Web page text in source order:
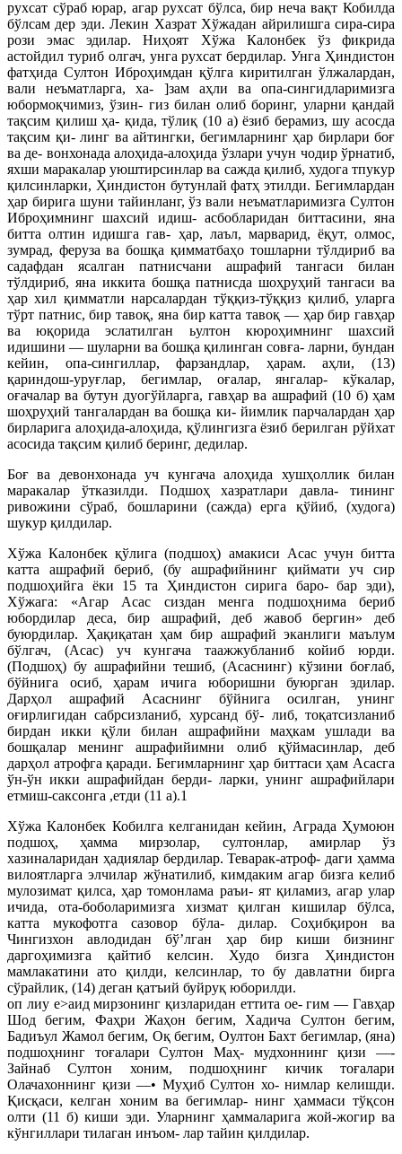
рухсат сўраб юрар, агар рухсат бўлса, бир неча вақт Кобилда
бўлсам дер эди. Лекин Хазрат Хўжадан айрилишга сира-сира
рози эмас эдилар. Ниҳоят Хўжа Калонбек ўз фикрида
астойдил туриб олгач, унга рухсат бердилар. Унга Ҳиндистон
фатҳида Султон Иброҳимдан қўлга киритилган ўлжалардан,
вали неъматларга, ха- ]зам аҳли ва опа-сингидларимизга
юбормоқчимиз, ўзин- гиз билан олиб боринг, уларни қандай
тақсим қилиш ҳа- қида, тўлиқ (10 а) ёзиб берамиз, шу асосда
тақсим қи- линг ва айтингки, бегимларнинг ҳар бирлари боғ
ва де- вонхонада алоҳида-алоҳида ўзлари учун чодир ўрнатиб,
яхши маракалар уюштирсинлар ва сажда қилиб, худога тпукур
қилсинларки, Ҳиндистон бутунлай фатҳ этилди. Бегимлардан
ҳар бирига шуни тайинланг, ўз вали неъматларимизга Султон
Иброҳимнинг шахсий идиш- асбобларидан биттасини, яна
битта олтин идишга гав- ҳар, лаъл, марварид, ёқут, олмос,
зумрад, феруза ва бошқа қимматбаҳо тошларни тўлдириб ва
садафдан ясалган патнисчани ашрафий тангаси билан
тўлдириб, яна иккита бошқа патнисда шоҳруҳий тангаси ва
ҳар хил қимматли нарсалардан тўққиз-тўққиз қилиб, уларга
тўрт патнис, бир тавоқ, яна бир катта тавоқ — ҳар бир гавҳар
ва юқорида эслатилган ьултон кюроҳимнинг шахсий
идишини — шуларни ва бошқа қилинган совға- ларни, бундан
кейин, опа-сингиллар, фарзандлар, ҳарам. аҳли, (13)
қариндош-уруғлар, бегимлар, оғалар, янгалар- кўкалар,
оғачалар ва бутун дуогўйларга, гавҳар ва ашрафий (10 б) ҳам
шоҳруҳий тангалардан ва бошқа ки- йимлик парчалардан ҳар
бирларига алоҳида-алоҳида, қўлингизга ёзиб берилган рўйхат
асосида тақсим қилиб беринг, дедилар.
Боғ ва девонхонада уч кунгача алоҳида хушҳоллик билан
маракалар ўтказилди. Подшоҳ хазратлари давла- тининг
ривожини сўраб, бошларини (сажда) ерга қўйиб, (худога)
шукур қилдилар.
Хўжа Калонбек қўлига (подшоҳ) амакиси Асас учун битта
катта ашрафий бериб, (бу ашрафийнинг қиймати уч сир
подшоҳийга ёки 15 та Ҳиндистон сирига баро- бар эди),
Хўжага: «Агар Асас сиздан менга подшоҳнима бериб
юбордилар деса, бир ашрафий, деб жавоб бергин» деб
буюрдилар. Ҳақиқатан ҳам бир ашрафий эканлиги маълум
бўлгач, (Асас) уч кунгача таажжубланиб койиб юрди.
(Подшоҳ) бу ашрафийни тешиб, (Асаснинг) кўзини боғлаб,
бўйнига осиб, ҳарам ичига юборишни буюрган эдилар.
Дарҳол ашрафий Асаснинг бўйнига осилган, унинг
оғирлигидан сабрсизланиб, хурсанд бў- либ, тоқатсизланиб
бирдан икки қўли билан ашрафийни маҳкам ушлади ва
бошқалар менинг ашрафийимни олиб қўймасинлар, деб
дарҳол атрофга қаради. Бегимларнинг ҳар биттаси ҳам Асасга
ўн-ўн икки ашрафийдан берди- ларки, унинг ашрафийлари
етмиш-саксонга ,етди (11 а).1
Хўжа Калонбек Кобилга келганидан кейин, Аграда Ҳумоюн
подшоҳ, ҳамма мирзолар, султонлар, амирлар ўз
хазиналаридан ҳадиялар бердилар. Теварак-атроф- даги ҳамма
вилоятларга элчилар жўнатилиб, кимдаким агар бизга келиб
мулозимат қилса, ҳар томонлама раъи- ят қиламиз, агар улар
ичида, ота-боболаримизга хизмат қилган кишилар бўлса,
катта мукофотга сазовор бўла- дилар. Соҳибқирон ва
Чингизхон авлодидан бў’лган ҳар бир киши бизнинг
даргоҳимизга қайтиб келсин. Худо бизга Ҳиндистон
мамлакатини ато қилди, келсинлар, то бу давлатни бирга
сўрайлик, (14) деган қатъий буйруқ юборилди.
оп лиу е>аид мирзонинг қизларидан еттита ое- гим — Гавҳар
Шод бегим, Фаҳри Жаҳон бегим, Хадича Султон бегим,
Бадиъул Жамол бегим, Оқ бегим, Оултон Бахт бегимлар, (яна)
подшоҳнинг тоғалари Султон Маҳ- мудхоннинг қизи —-
Зайнаб Султон хоним, подшоҳнинг кичик тоғалари
Олачахоннинг қизи —• Муҳиб Султон хо- нимлар келишди.
Қисқаси, келган хоним ва бегимлар- нинг ҳаммаси тўқсон
олти (11 б) киши эди. Уларнинг ҳаммаларига жой-жогир ва
кўнгиллари тилаган инъом- лар тайин қилдилар.